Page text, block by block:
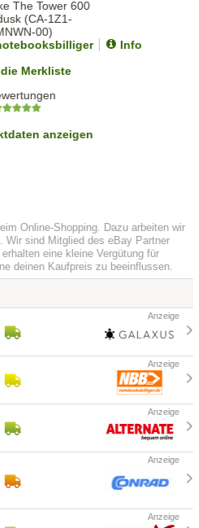
Info
Merkliste
anzeigen
Online-Shopping. Dazu arbeiten wir
Wir sind Mitglied des eBay Partner
eine kleine Vergütung für
deinen Kaufpreis zu beeinflussen.